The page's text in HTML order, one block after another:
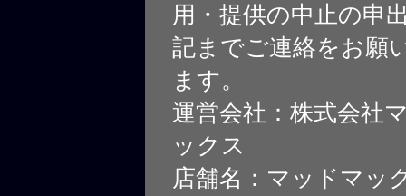
用・提供の中止の申
記までご連絡をお願
ます。
運営会社：株式会社
ックス
店舗名：マッドマッ